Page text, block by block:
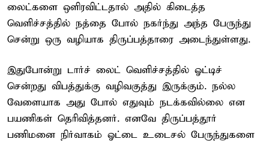
லைட்களை ஒளிரவிட்டதால் அதில் கிடைத்த
வெளிச்சத்தில் நத்தை போல் நகர்ந்து அந்த பேருந்து
சென்று ஒரு வழியாக திருப்பத்தாரை அடைந்துள்ளது.
இதுபோன்று டார்ச் லைட் வெளிச்சத்தில் ஓட்டிச்
சென்றது விபத்துக்கு வழிவகுத்து இருக்கும். நல்ல
வேளையாக அது போல் எதுவும் நடக்கவில்லை என
பயணிகள் தெரிவித்தனர். எனவே திருப்பத்தூர்
பணிமனை நிர்வாகம் ஓட்டை உடைசல் பேருந்துகளை